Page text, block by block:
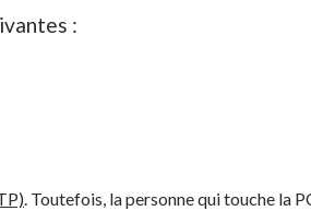
:
. Toutefois, la personne qui touche la